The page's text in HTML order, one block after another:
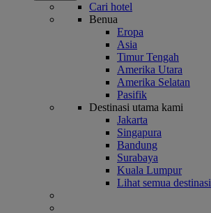
Cari hotel
Benua
Eropa
Asia
Timur Tengah
Amerika Utara
Amerika Selatan
Pasifik
Destinasi utama kami
Jakarta
Singapura
Bandung
Surabaya
Kuala Lumpur
Lihat semua destinasi